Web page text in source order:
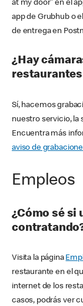
at my door” en el
app de Grubhub o
de entrega en
¿Hay
Sí, hacemos
nuestro servicio, la
Encuentra más
aviso de
Empleos
¿Cómo sé si
Visita la página
restaurante en el
internet de los
casos, podrás ver